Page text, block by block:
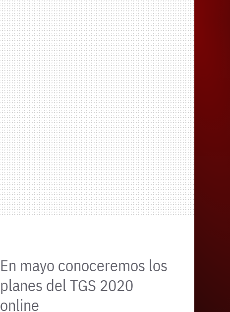
En mayo conoceremos los
planes del TGS 2020
online